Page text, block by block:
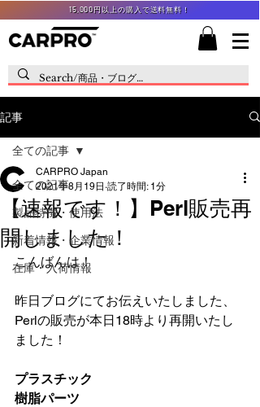
15,000円以上の購入で送料無料！
記事
全ての記事
製品特徴・使用法
新着情報・企業情報
在庫・入荷情報
全ての記事
【速報です！】Perl販売再
開しました！
CARPRO Japan
2021年8月19日 読了時間: 1分
こんばんは！
昨日ブログにてお伝えいたしました、
Perlの販売が本日18時より再開いたし
ました！
プラスチック
樹脂パーツ